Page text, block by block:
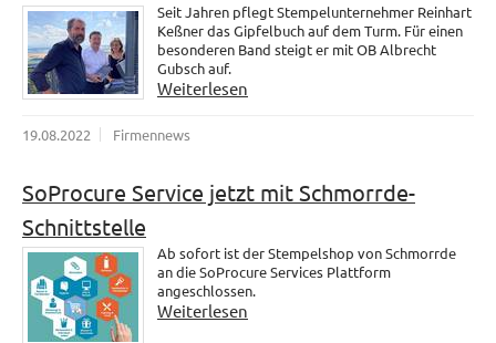
Seit Jahren pflegt Stempelunternehmer Reinhart
Keßner das Gipfelbuch auf dem Turm. Für einen
besonderen Band steigt er mit OB Albrecht
Gubsch auf.
Weiterlesen
19.08.2022 Firmennews
SoProcure Service jetzt mit Schmorrde-
Schnittstelle
Ab sofort ist der Stempelshop von Schmorrde
an die SoProcure Services Plattform
angeschlossen.
Weiterlesen